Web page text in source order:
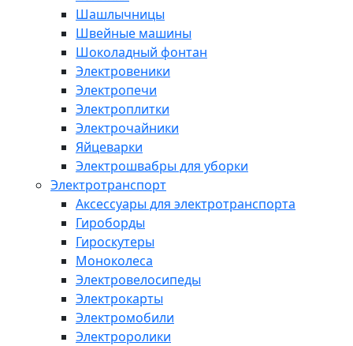
Шашлычницы
Швейные машины
Шоколадный фонтан
Электровеники
Электропечи
Электроплитки
Электрочайники
Яйцеварки
Электрошвабры для уборки
Электротранспорт
Аксессуары для электротранспорта
Гироборды
Гироскутеры
Моноколеса
Электровелосипеды
Электрокарты
Электромобили
Электроролики